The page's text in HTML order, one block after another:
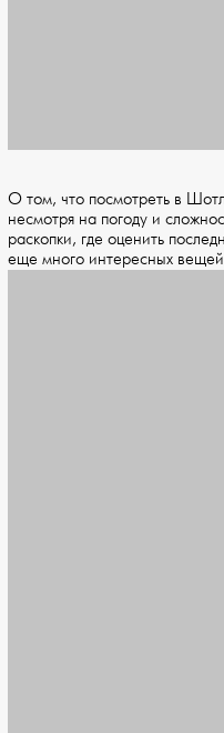
О том, что посмотреть в
несмотря на погоду и
раскопки, где оценить
еще много интересных